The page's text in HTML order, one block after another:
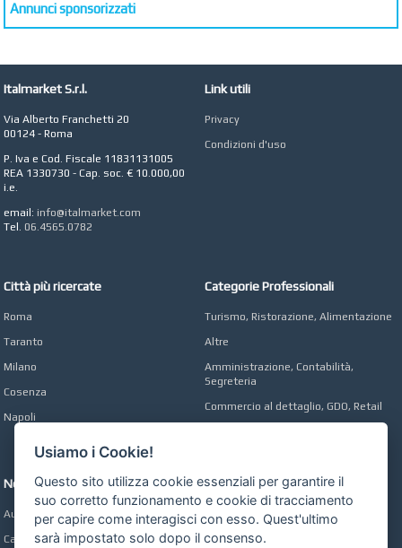
AZIENDA AGRICOLA DI
Azienda Agricola a
Digital marketing e Web
Annunci sponsorizzati
Italmarket S.r.l.
Via Alberto Franchetti 20
00124 - Roma
P. Iva e Cod. Fiscale 11831131005
REA 1330730 - Cap. soc. € 10.000,00
i.e.
email: info@italmarket.com
Tel. 06.4565.0782
Link utili
Privacy
Condizioni d'uso
Città più ricercate
Roma
Taranto
Milano
Cosenza
Napoli
Categorie Professionali
Turismo, Ristorazione, Alimentazione
Altre
Amministrazione, Contabilità,
Segreteria
Commercio al dettaglio, GDO, Retail
Network
Automobili Online
Case Online
Usiamo i Cookie!
Questo sito utilizza cookie essenziali per garantire il
suo corretto funzionamento e cookie di tracciamento
per capire come interagisci con esso. Quest'ultimo
sarà impostato solo dopo il consenso.